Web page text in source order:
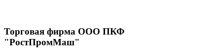
Торговая фирма ООО ПКФ
"РостПромМаш"